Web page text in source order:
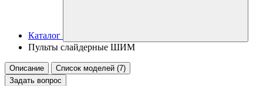
Каталог
Пульты слайдерные ШИМ
Описание
Список моделей (7)
Задать вопрос